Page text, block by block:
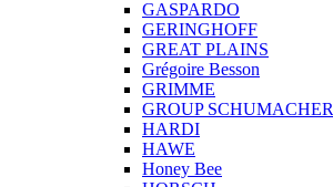
GASPARDO
GERINGHOFF
GREAT PLAINS
Grégoire Besson
GRIMME
GROUP SCHUMACHER
HARDI
HAWE
Honey Bee